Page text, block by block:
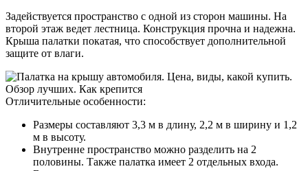
Задействуется пространство с одной из сторон машины. На
второй этаж ведет лестница. Конструкция прочна и надежна.
Крыша палатки покатая, что способствует дополнительной
защите от влаги.
Отличительные особенности:
Размеры составляют 3,3 м в длину, 2,2 м в ширину и 1,2
м в высоту.
Внутренне пространство можно разделить на 2
половины. Также палатка имеет 2 отдельных входа.